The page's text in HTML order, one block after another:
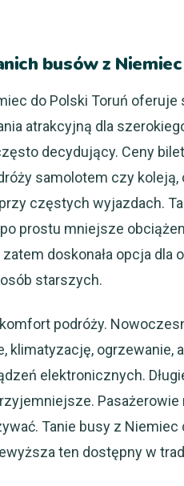
busów z
do Polski Toruń
atrakcyjną dla
decydujący. Ceny
samolotem czy
częstych wyjazdach.
prostu mniejsze
doskonała opcja
starszych.
podróży.
klimatyzację, ogrzewanie,
elektronicznych.
Tanie busy z
ten dostępny w